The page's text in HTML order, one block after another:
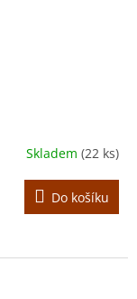
Skladem (22 ks)
Do košíku